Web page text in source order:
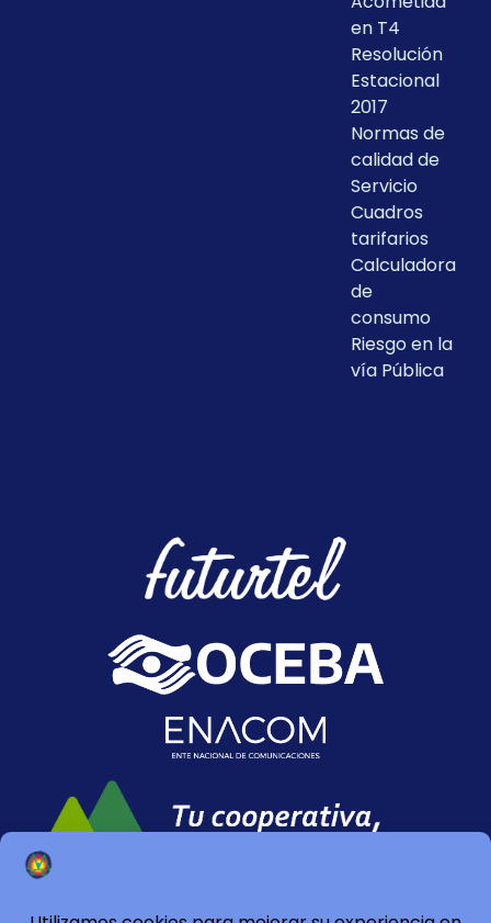
en T4
Resolución
Estacional
2017
Normas de
calidad de
Servicio
Cuadros
tarifarios
Calculadora
de
consumo
Riesgo en la
vía Pública